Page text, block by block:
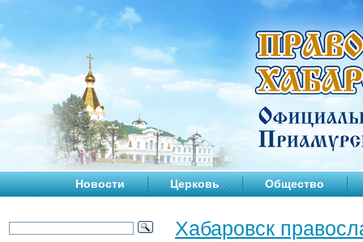
Новости Церковь Общество
Хабаровск